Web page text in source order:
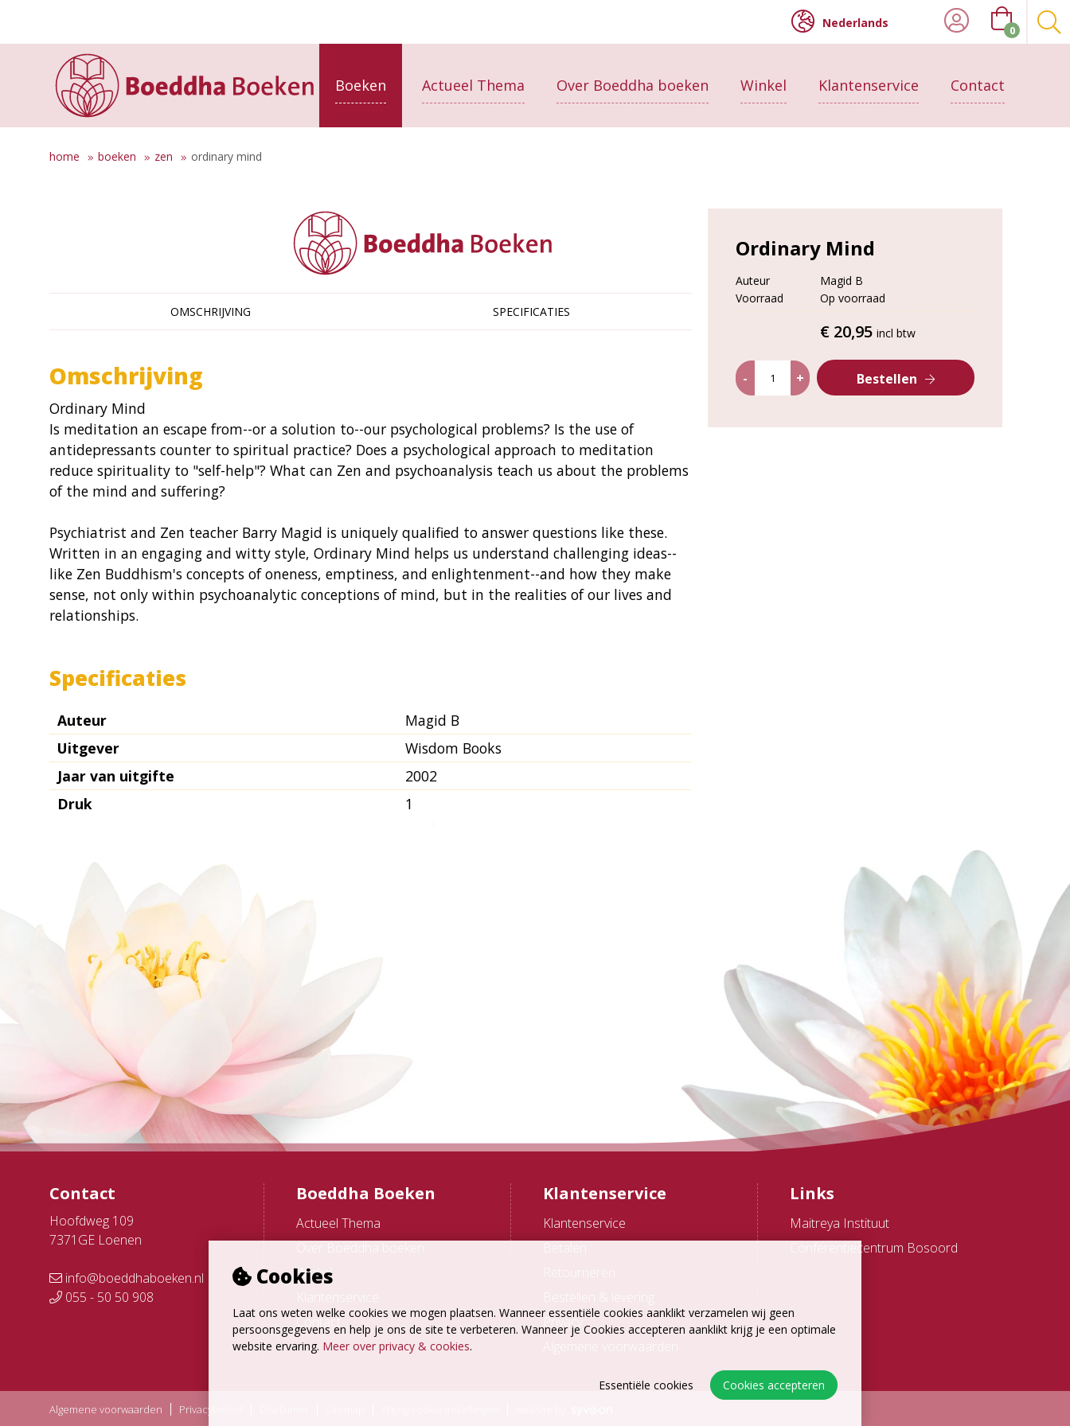
Cookies
Laat ons weten welke cookies we mogen plaatsen. Wanneer essentiële cookies aanklikt verzamelen wij geen
persoonsgegevens en help je ons de site te verbeteren. Wanneer je Cookies accepteren aanklikt krijg je een optimale
website ervaring. Meer over privacy & cookies.
Cookies accepteren
Essentiële cookies
0
Nederlands
Boeken Actueel Thema Over Boeddha boeken Winkel Klantenservice Contact
home boeken zen ordinary mind
Ordinary Mind
Auteur
Magid B
Voorraad
Op voorraad
€ 20,95incl btw
- + Bestellen
OMSCHRIJVING SPECIFICATIES
Omschrijving
Ordinary Mind
Is meditation an escape from--or a solution to--our psychological problems? Is the use of
antidepressants counter to spiritual practice? Does a psychological approach to meditation
reduce spirituality to "self-help"? What can Zen and psychoanalysis teach us about the problems
of the mind and suffering?
Psychiatrist and Zen teacher Barry Magid is uniquely qualified to answer questions like these.
Written in an engaging and witty style, Ordinary Mind helps us understand challenging ideas--
like Zen Buddhism's concepts of oneness, emptiness, and enlightenment--and how they make
sense, not only within psychoanalytic conceptions of mind, but in the realities of our lives and
relationships.
Specificaties
Auteur
Magid B
Uitgever
Wisdom Books
Jaar van uitgifte
2002
Druk
1
Contact
Hoofdweg 109
7371GE Loenen
info@boeddhaboeken.nl
055 - 50 50 908
Boeddha Boeken
Actueel Thema
Winkel
Contact
Klantenservice
Klantenservice
Privacy
Links
Maitreya Instituut
Conferentiecentrum Bosoord
Algemene voorwaarden Privacybeleid